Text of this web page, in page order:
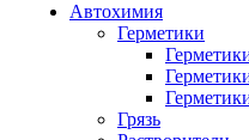
Автохимия
Герметики
Грязь